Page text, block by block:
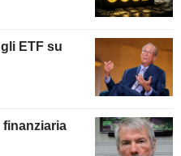
ETF su
finanziaria